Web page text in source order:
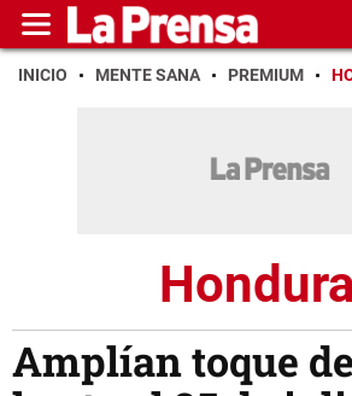
INICIO MENTE SANA PREMIUM
Amplían toque